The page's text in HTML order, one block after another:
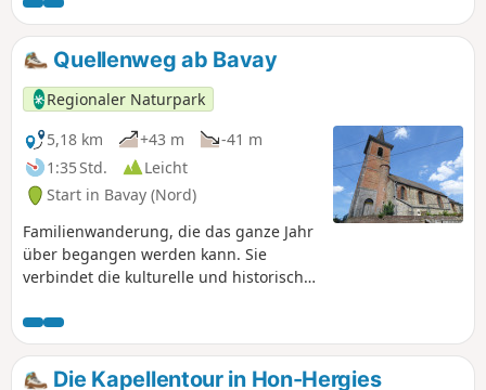
Quellenweg ab Bavay
Regionaler Naturpark
5,18 km
+43 m
-41 m
1:35 Std.
Leicht
Start in Bavay (Nord)
Familienwanderung, die das ganze Jahr
über begangen werden kann. Sie
verbindet die kulturelle und historische
Route entlang von Quellen und
Wasserläufen, die sich durch einen
ausgeprägten Naturcharakter
Die Kapellentour in Hon-Hergies